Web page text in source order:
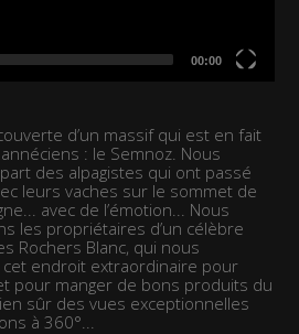
00:00
d’un massif qui est en fait
: le Semnoz. Nous
des alpagistes qui ont passé
leurs vaches sur le sommet de
avec de l’émotion... Nous
les propriétaires d’un célèbre
Rochers Blanc, qui nous
endroit extraordinaire pour
pour manger de bons produits du
sûr des vues exceptionnelles
à 360°...